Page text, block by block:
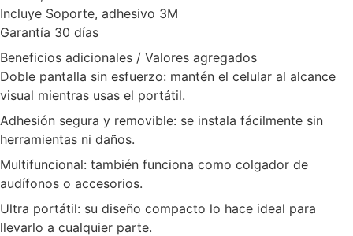
Incluye Soporte, adhesivo 3M
Garantía 30 días
Beneficios adicionales / Valores agregados
Doble pantalla sin esfuerzo: mantén el celular al alcance
visual mientras usas el portátil.
Adhesión segura y removible: se instala fácilmente sin
herramientas ni daños.
Multifuncional: también funciona como colgador de
audífonos o accesorios.
Ultra portátil: su diseño compacto lo hace ideal para
llevarlo a cualquier parte.